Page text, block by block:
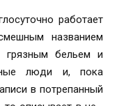
работает
названием
грязным бельем и
люди и, пока
в потрепанный